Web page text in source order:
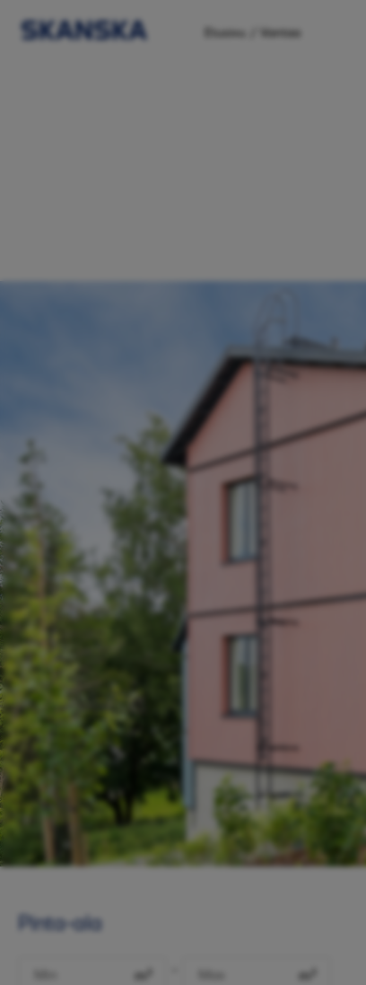
Etusivu Vantaa
Pinta-ala
m² m²